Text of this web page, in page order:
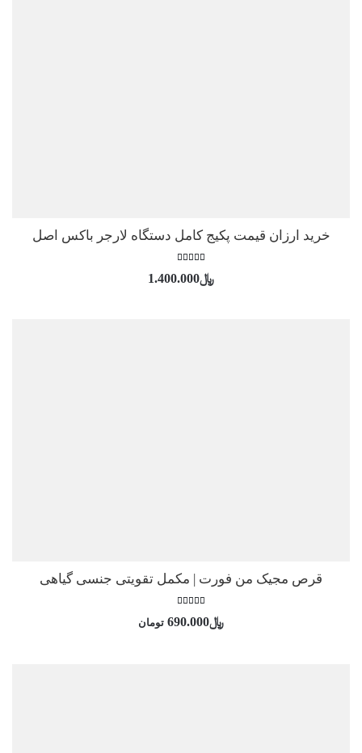
خرید ارزان قیمت پکیج کامل دستگاه لارجر باکس اصل
5.00
﷼1.400.000
قرص مجیک من فورت | مکمل تقویتی جنسی گیاهی
5.00
﷼690.000 تومان